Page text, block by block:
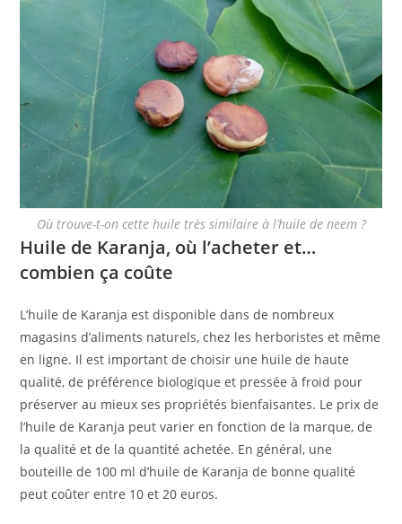
Où trouve-t-on cette huile très similaire à l’huile de neem ?
Huile de Karanja, où l’acheter et…
combien ça coûte
L’huile de Karanja est disponible dans de nombreux
magasins d’aliments naturels, chez les herboristes et même
en ligne. Il est important de choisir une huile de haute
qualité, de préférence biologique et pressée à froid pour
préserver au mieux ses propriétés bienfaisantes. Le prix de
l’huile de Karanja peut varier en fonction de la marque, de
la qualité et de la quantité achetée. En général, une
bouteille de 100 ml d’huile de Karanja de bonne qualité
peut coûter entre 10 et 20 euros.